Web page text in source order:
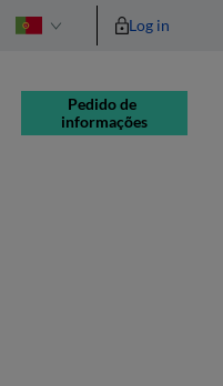
English
Log in
Pedido de
informações